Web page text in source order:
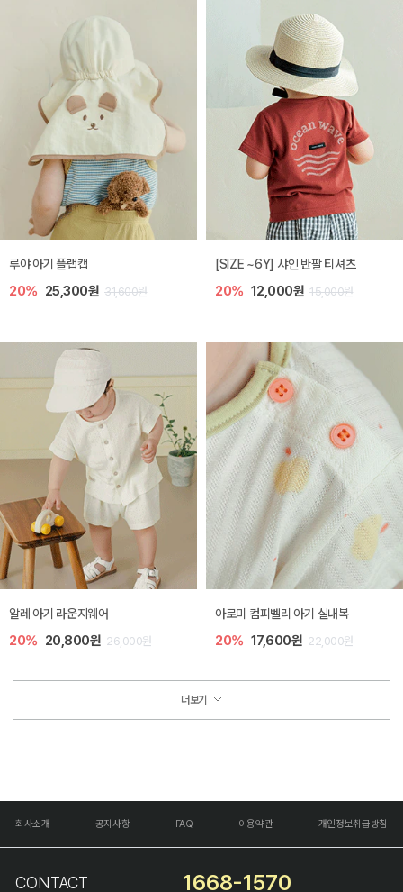
루야 아기 플랩캡
20% 25,300원 31,600원
[SIZE ~6Y] 샤인 반팔 티셔츠
20% 12,000원 15,000원
알레 아기 라운지웨어
20% 20,800원 26,000원
아로미 컴피벨리 아기 실내복
20% 17,600원 22,000원
더보기
회사소개 공지사항 FAQ 이용약관 개인정보취급방침
CONTACT 1668-1570